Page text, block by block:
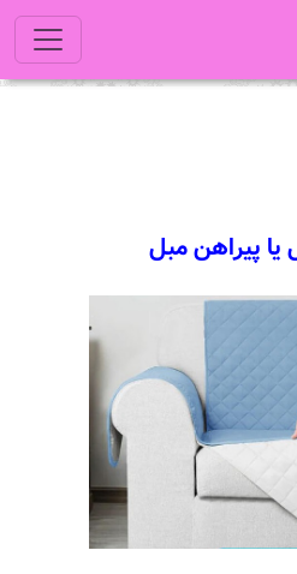
یا پیراهن مبل